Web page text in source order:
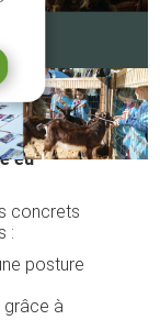
eu
concrets
:
posture
grâce à